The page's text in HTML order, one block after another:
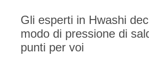
RICHIEDA
UNA
CITAZIONE
Gli esperti in Hwashi
modo di pressione di
punti per voi